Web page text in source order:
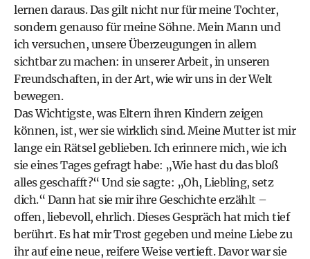
lernen daraus. Das gilt nicht nur für meine Tochter,
sondern genauso für meine Söhne. Mein Mann und
ich versuchen, unsere Überzeugungen in allem
sichtbar zu machen: in unserer Arbeit, in unseren
Freundschaften, in der Art, wie wir uns in der Welt
bewegen.
Das Wichtigste, was Eltern ihren Kindern zeigen
können, ist, wer sie wirklich sind. Meine Mutter ist mir
lange ein Rätsel geblieben. Ich erinnere mich, wie ich
sie eines Tages gefragt habe: „Wie hast du das bloß
alles geschafft?“ Und sie sagte: „Oh, Liebling, setz
dich.“ Dann hat sie mir ihre Geschichte erzählt –
offen, liebevoll, ehrlich. Dieses Gespräch hat mich tief
berührt. Es hat mir Trost gegeben und meine Liebe zu
ihr auf eine neue, reifere Weise vertieft. Davor war sie